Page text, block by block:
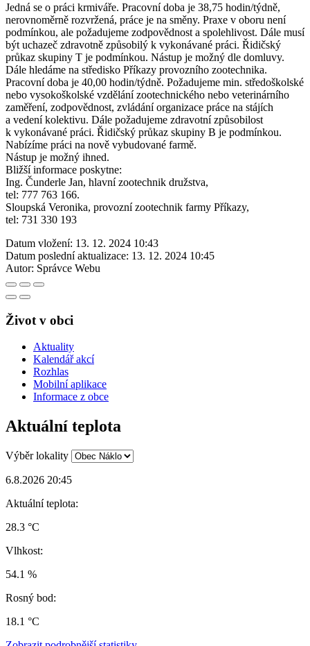
Jedná se o práci krmiváře. Pracovní doba je 38,75 hodin/týdně,
nerovnoměrně rozvržená, práce je na směny. Praxe v oboru není
podmínkou, ale požadujeme zodpovědnost a spolehlivost. Dále musí
být uchazeč zdravotně způsobilý k vykonávané práci. Řidičský
průkaz skupiny T je podmínkou. Nástup je možný dle domluvy.
Dále hledáme na středisko Příkazy provozního zootechnika.
Pracovní doba je 40,00 hodin/týdně. Požadujeme min. středoškolské
nebo vysokoškolské vzdělání zootechnického nebo veterinárního
zaměření, zodpovědnost, zvládání organizace práce na stájích
a vedení kolektivu. Dále požadujeme zdravotní způsobilost
k vykonávané práci. Řidičský průkaz skupiny B je podmínkou.
Nabízíme práci na nově vybudované farmě.
Nástup je možný ihned.
Bližší informace poskytne:
Ing. Čunderle Jan, hlavní zootechnik družstva,
tel: 777 763 166.
Sloupská Veronika, provozní zootechnik farmy Příkazy,
tel: 731 330 193
Datum vložení: 13. 12. 2024 10:43
Datum poslední aktualizace: 13. 12. 2024 10:45
Autor: Správce Webu
Život v obci
Aktuality
Kalendář akcí
Rozhlas
Mobilní aplikace
Informace z obce
Aktuální teplota
Výběr lokality
6.8.2026 20:45
Aktuální teplota:
28.3 °C
Vlhkost:
54.1 %
Rosný bod:
18.1 °C